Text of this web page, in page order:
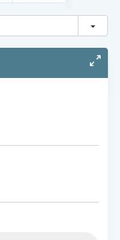
切換